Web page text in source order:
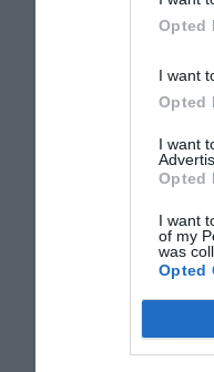
Opted
I want
Opted
I want
Opted
I want
of my
was
Opted